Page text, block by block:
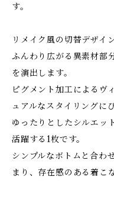
す。
リメイク風の切替デザイ
ふんわり広がる異素材部
を演出します。
ピグメント加工によるヴ
ュアルなスタイリングに
ゆったりとしたシルエッ
活躍する1枚です。
シンプルなボトムと合わ
まり、存在感のある着こ